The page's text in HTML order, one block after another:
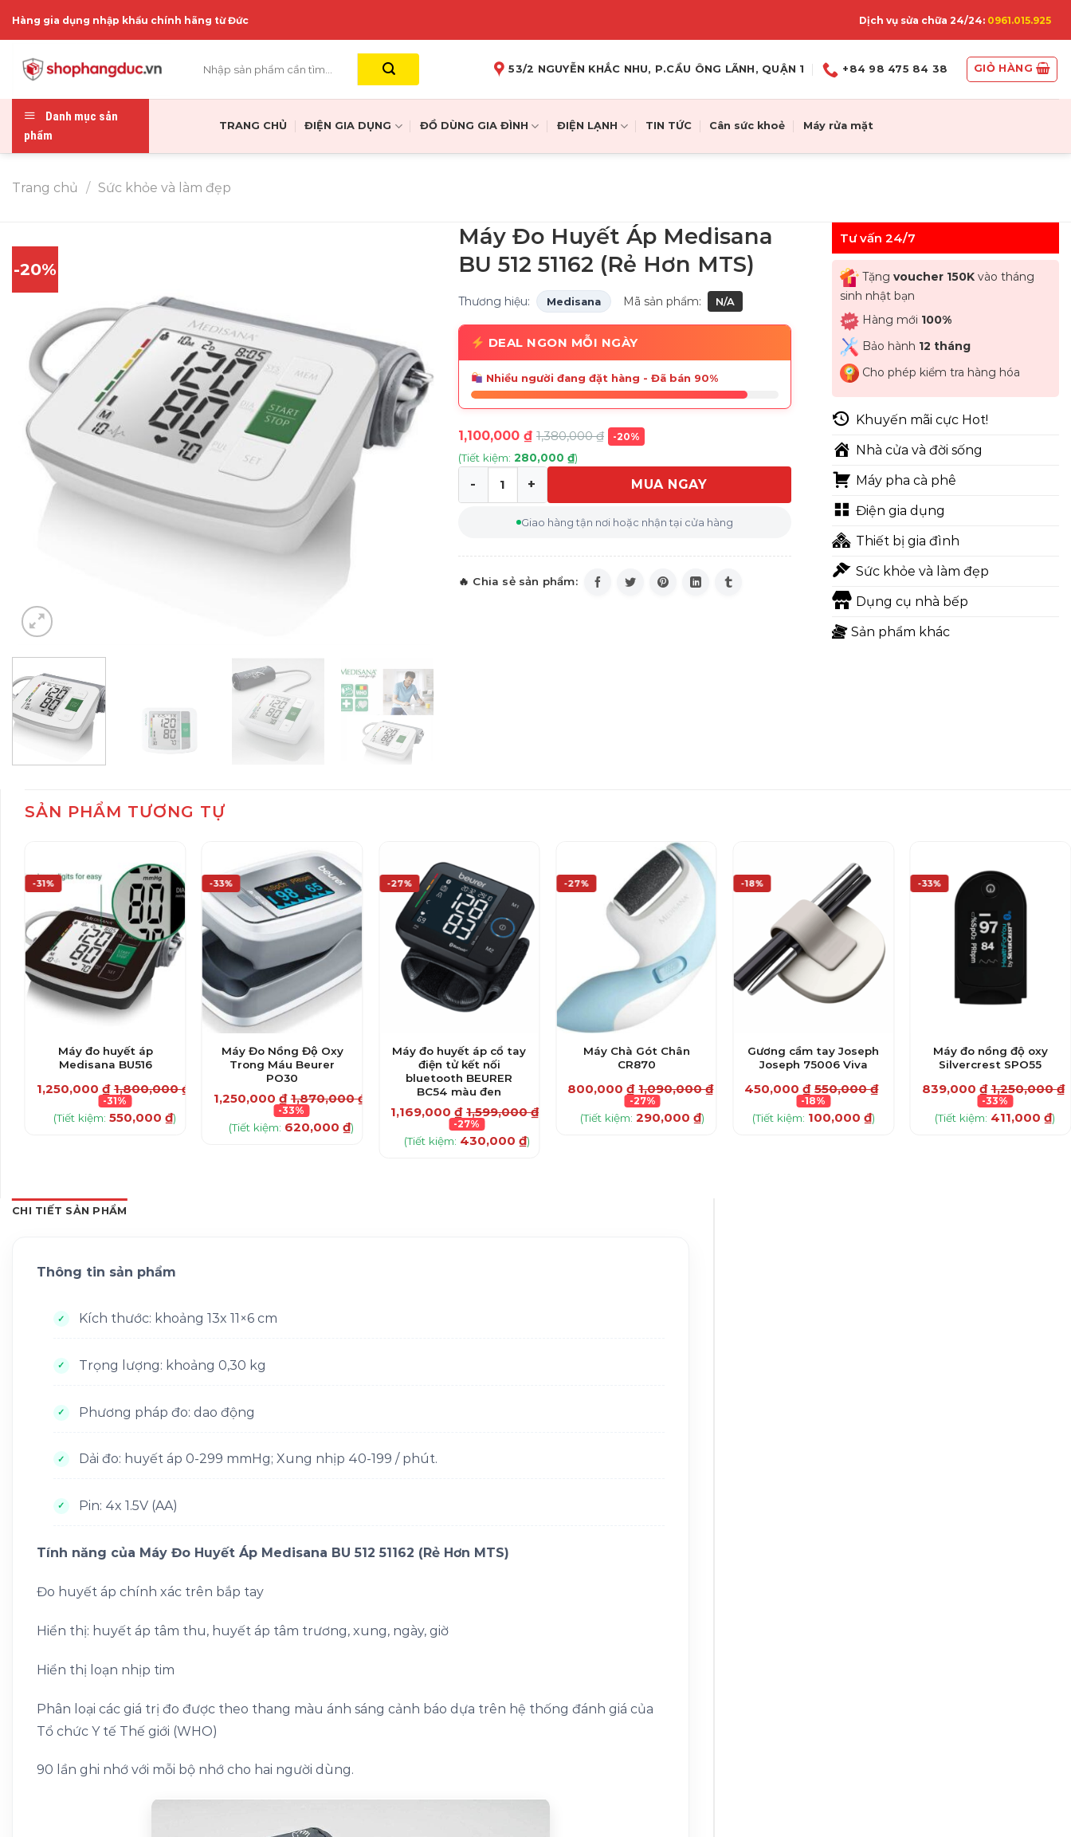
Hàng gia dụng nhập khẩu chính hãng từ Đức Dịch vụ sửa chữa 24/24: 0961.015.925
kiếm:
53/2 NGUYỄN KHẮC NHU, P.CẦU ÔNG LÃNH, QUẬN 1 +84 98 475 84 38 GIỎ HÀNG
Danh mục sản
phẩm
TRANG CHỦ ĐIỆN GIA DỤNG ĐỒ DÙNG GIA ĐÌNH ĐIỆN LẠNH TIN TỨC Cân sức khoẻ Máy rửa mặt
Trang chủ / Sức khỏe và làm đẹp
-20%
Máy Đo Huyết Áp Medisana
BU 512 51162 (Rẻ Hơn MTS)
Thương hiệu: Medisana Mã sản phẩm: N/A
DEAL NGON MỖI NGÀY
Nhiều người đang đặt hàng - Đã bán 90%
1,100,000 ₫ 1,380,000₫ -20%
(Tiết kiệm: 280,000 ₫)
Máy Đo Huyết Áp Medisana BU 512 51162 (Rẻ Hơn MTS) số lượng
MUA NGAY
Giao hàng tận nơi hoặc nhận tại cửa hàng
Tư vấn 24/7
Tặng voucher 150Kvào tháng
sinh nhật bạn
Hàng mới 100%
Bảo hành 12 tháng
Cho phép kiểm tra hàng hóa
Khuyến mãi cực Hot!
Nhà cửa và đời sống
Máy pha cà phê
Điện gia dụng
Thiết bị gia đình
Sức khỏe và làm đẹp
Dụng cụ nhà bếp
Sản phẩm khác
SẢN PHẨM TƯƠNG TỰ
-31%
Máy đo huyết áp
Medisana BU516
1,250,000 ₫ 1,800,000₫
-31%
(Tiết kiệm:550,000₫)
-33%
Máy Đo Nồng Độ Oxy
Trong Máu Beurer
PO30
1,250,000 ₫ 1,870,000₫
-33%
(Tiết kiệm: 620,000₫)
-27%
Máy đo huyết áp cổ tay
điện tử kết nối
bluetooth BEURER
BC54 màu đen
1,169,000₫ 1,599,000₫
-27%
(Tiết kiệm: 430,000 ₫)
-27%
Máy Chà Gót Chân
CR870
800,000₫ 1,090,000₫
-27%
(Tiết kiệm:290,000₫)
-18%
Gương cầm tay Joseph
Joseph 75006 Viva
450,000₫ 550,000₫
-18%
(Tiết kiệm: 100,000 ₫)
-33%
Máy đo nồng độ oxy
Silvercrest SPO55
839,000 ₫ 1,250,000₫
-33%
(Tiết kiệm: 411,000₫)
CHI TIẾT SẢN PHẨM
Thông tin sản phẩm
Kích thước: khoảng 13x 11×6 cm
Trọng lượng: khoảng 0,30 kg
Phương pháp đo: dao động
Dải đo: huyết áp 0-299 mmHg; Xung nhịp 40-199 / phút.
Pin: 4x 1.5V (AA)
Tính năng của Máy Đo Huyết Áp Medisana BU 512 51162 (Rẻ Hơn MTS)
Đo huyết áp chính xác trên bắp tay
Hiển thị: huyết áp tâm thu, huyết áp tâm trương, xung, ngày, giờ
Hiển thị loạn nhịp tim
Phân loại các giá trị đo được theo thang màu ánh sáng cảnh báo dựa trên hệ thống đánh giá của
Tổ chức Y tế Thế giới (WHO)
90 lần ghi nhớ với mỗi bộ nhớ cho hai người dùng.